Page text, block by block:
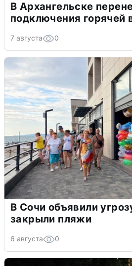
В Архангельске
подключения горячей
7 августа 0
В Сочи объявили
закрыли пляжи
6 августа 0